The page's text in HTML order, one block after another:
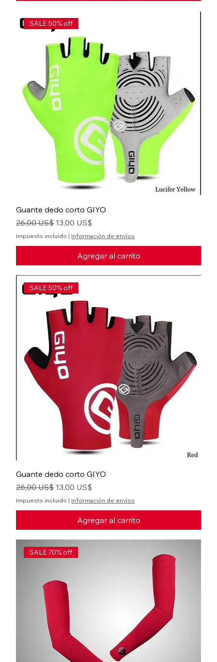
SALE 50% off
Guante dedo corto GIYO
Precio
26,00 US$ Precio de oferta
13,00 US$
Impuesto incluido | Información de envíos
Agregar al carrito
SALE 50% off
Guante dedo corto GIYO
Precio
26,00 US$ Precio de oferta
13,00 US$
Impuesto incluido | Información de envíos
Agregar al carrito
SALE 70% off